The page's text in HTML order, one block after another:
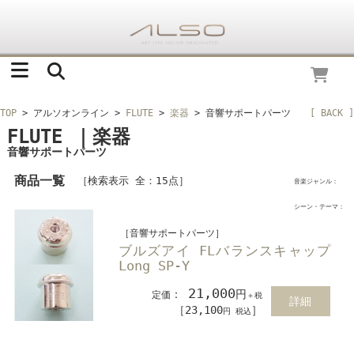
TOP > アルソオンライン > FLUTE > 楽器 > 音響サポートパーツ [ BACK ]
FLUTE ｜楽器
音響サポートパーツ
音楽ジャンル：
シーン・テーマ：
商品一覧 ［検索表示 全：15点］
［音響サポートパーツ］
ブルズアイ FLバランスキャップ
Long SP-Y
定価 ： 21,000円 ＋税
［23,100円 税込 ］
詳細